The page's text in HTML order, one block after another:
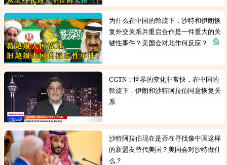
为什么在中国的斡旋下，沙特和伊朗恢
复外交关系并重启合作是一件重大的关
键性事件？美国会对此作何反应？
CGTN：世界的变化非常快，在中国的
斡旋下，伊朗和沙特阿拉伯同意恢复关
系
沙特阿拉伯现在是否在寻找像中国这样
的新盟友替代美国？美国会对沙特做什
么？